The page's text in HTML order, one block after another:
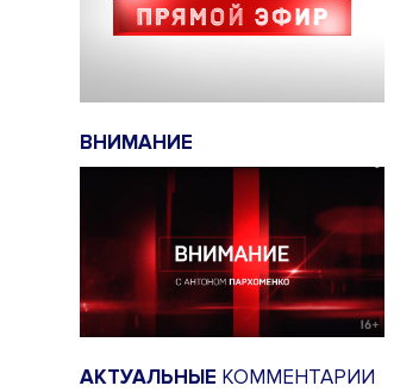
ВНИМАНИЕ
АКТУАЛЬНЫЕ КОММЕНТАРИИ